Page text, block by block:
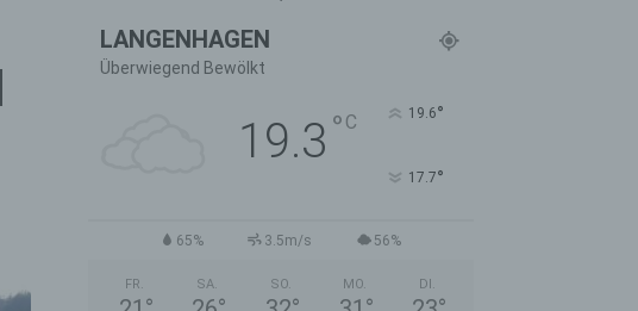
LANGENHAGEN
Überwiegend Bewölkt
19.3 ° C 19.6°
17.7°
65% 3.5m/s 56%
FR. SA. SO. MO. DI.